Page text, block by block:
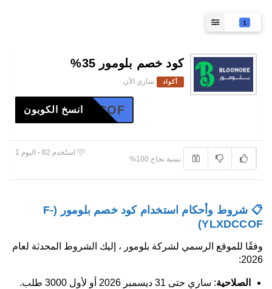
1
كود خصم بلومور 35%
أكواد ساري الآن
YLXDCCOFانسخ الكوبون
استُخدم 82 - اليوم 1
نسبة نجاح 100%
📋 شروط وأحكام استخدام كود خصم بلومور (F-
YLXDCCOF)
وفقًا للموقع الرسمي لشركة بلومور ، إليك الشروط المحدثة لعام
2026:
الصلاحية: ساري حتى 31 ديسمبر 2026 أو لأول 3000 طلب.